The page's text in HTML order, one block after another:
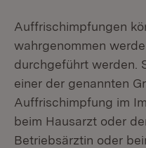
Auffrischimpfungen
wahrgenommen
durchgeführt werden.
einer der genannten
Auffrischimpfung im
beim Hausarzt oder
Betriebsärztin oder